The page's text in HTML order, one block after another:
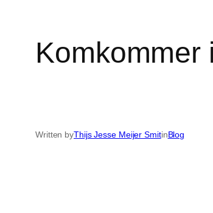
Komkommer
Written byThijs Jesse Meijer SmitinBlog